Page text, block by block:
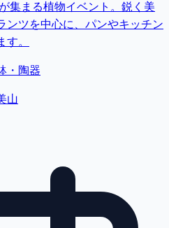
集まる植物イベント。鋭く美
ンツを中心に、パンやキッチン
。
・陶器
山